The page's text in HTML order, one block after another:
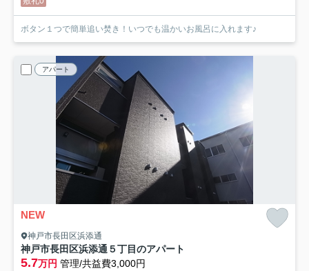
ボタン１つで簡単追い焚き！いつでも温かいお風呂に入れます♪
アパート
NEW
神戸市長田区浜添通
神戸市長田区浜添通５丁目のアパート
5.7万円 管理/共益費3,000円